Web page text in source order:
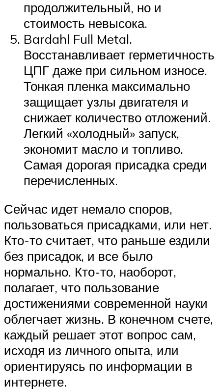
продолжительный, но и
стоимость невысока.
Bardahl Full Metal.
Восстанавливает герметичность
ЦПГ даже при сильном износе.
Тонкая пленка максимально
защищает узлы двигателя и
снижает количество отложений.
Легкий «холодный» запуск,
экономит масло и топливо.
Самая дорогая присадка среди
перечисленных.
Сейчас идет немало споров,
пользоваться присадками, или нет.
Кто-то считает, что раньше ездили
без присадок, и все было
нормально. Кто-то, наоборот,
полагает, что пользование
достижениями современной науки
облегчает жизнь. В конечном счете,
каждый решает этот вопрос сам,
исходя из личного опыта, или
ориентируясь по информации в
интернете.